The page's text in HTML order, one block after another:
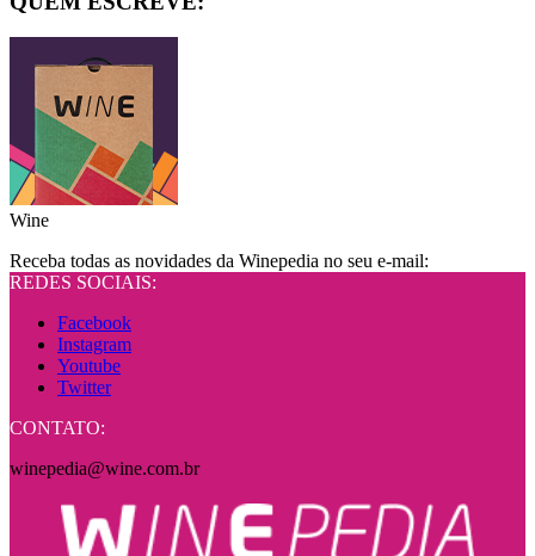
Wine
Receba todas as novidades da Winepedia no seu e-mail:
REDES SOCIAIS:
Facebook
Instagram
Youtube
Twitter
CONTATO:
winepedia@wine.com.br